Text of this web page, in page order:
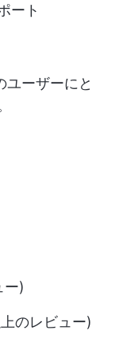
ート
ユーザーにと
ー)
のレビュー)